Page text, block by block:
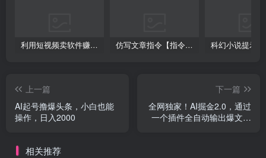
利用短视频卖软件赚钱，新手小白轻松月入10000+！ 仿写文章指令【指令+教程】
上一篇
AI起号撸爆头条，小白也能
操作，日入2000
下一篇
全网独家！AI掘金2.0，通过
一个插件全自动输出爆文，
相关推荐